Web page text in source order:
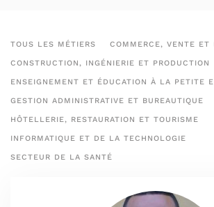
TOUS LES MÉTIERS COMMERCE, VENTE ET
CONSTRUCTION, INGÉNIERIE ET PRODUCTION
ENSEIGNEMENT ET ÉDUCATION À LA PETITE
GESTION ADMINISTRATIVE ET BUREAUTIQUE
HÔTELLERIE, RESTAURATION ET TOURISME
INFORMATIQUE ET DE LA TECHNOLOGIE
SECTEUR DE LA SANTÉ